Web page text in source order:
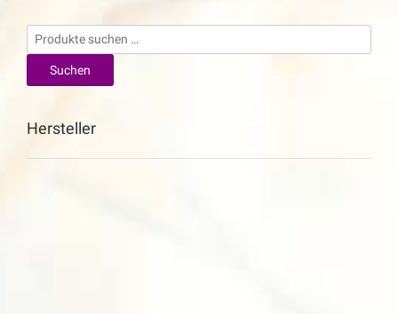
Suchen
nach:
Suchen
Hersteller